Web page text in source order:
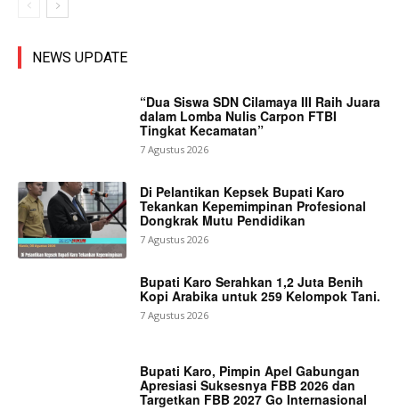
NEWS UPDATE
“Dua Siswa SDN Cilamaya III Raih Juara
dalam Lomba Nulis Carpon FTBI
Tingkat Kecamatan”
7 Agustus 2026
Di Pelantikan Kepsek Bupati Karo
Tekankan Kepemimpinan Profesional
Dongkrak Mutu Pendidikan
7 Agustus 2026
Bupati Karo Serahkan 1,2 Juta Benih
Kopi Arabika untuk 259 Kelompok Tani.
7 Agustus 2026
Bupati Karo, Pimpin Apel Gabungan
Apresiasi Suksesnya FBB 2026 dan
Targetkan FBB 2027 Go Internasional